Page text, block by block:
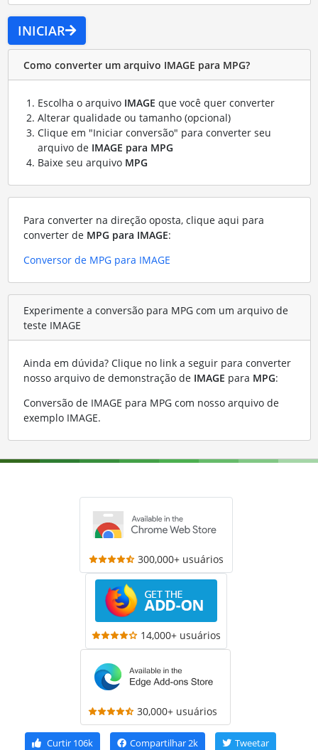
INICIAR
Como converter um arquivo IMAGE para MPG?
Escolha o arquivo IMAGE que você quer converter
Alterar qualidade ou tamanho (opcional)
Clique em "Iniciar conversão" para converter seu
arquivo de IMAGE para MPG
Baixe seu arquivo MPG
Para converter na direção oposta, clique aqui para
converter de MPG para IMAGE:
Conversor de MPG para IMAGE
Experimente a conversão para MPG com um arquivo de
teste IMAGE
Ainda em dúvida? Clique no link a seguir para converter
nosso arquivo de demonstração de IMAGE para MPG:
Conversão de IMAGE para MPG com nosso arquivo de
exemplo IMAGE.
300,000+ usuários
14,000+ usuários
30,000+ usuários
Curtir 106k Compartilhar2k Tweetar